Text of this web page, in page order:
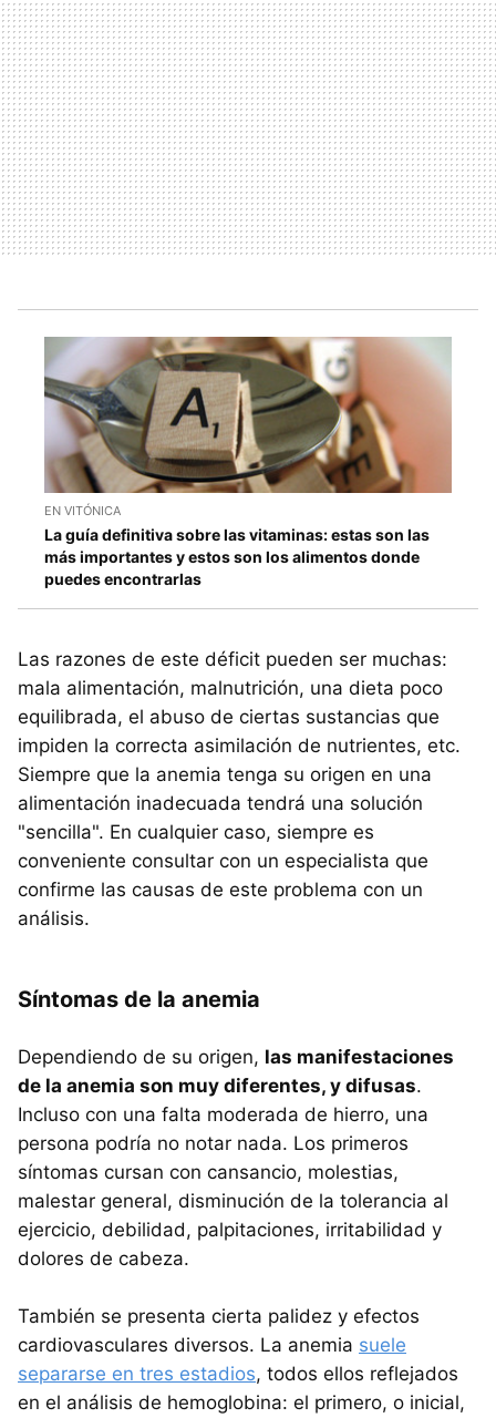
EN VITÓNICA
La guía definitiva sobre las vitaminas: estas son las
más importantes y estos son los alimentos donde
puedes encontrarlas
Las razones de este déficit pueden ser muchas:
mala alimentación, malnutrición, una dieta poco
equilibrada, el abuso de ciertas sustancias que
impiden la correcta asimilación de nutrientes, etc.
Siempre que la anemia tenga su origen en una
alimentación inadecuada tendrá una solución
"sencilla". En cualquier caso, siempre es
conveniente consultar con un especialista que
confirme las causas de este problema con un
análisis.
Síntomas de la anemia
Dependiendo de su origen, las manifestaciones
de la anemia son muy diferentes, y difusas.
Incluso con una falta moderada de hierro, una
persona podría no notar nada. Los primeros
síntomas cursan con cansancio, molestias,
malestar general, disminución de la tolerancia al
ejercicio, debilidad, palpitaciones, irritabilidad y
dolores de cabeza.
También se presenta cierta palidez y efectos
cardiovasculares diversos. La anemia suele
separarse en tres estadios, todos ellos reflejados
en el análisis de hemoglobina: el primero, o inicial,